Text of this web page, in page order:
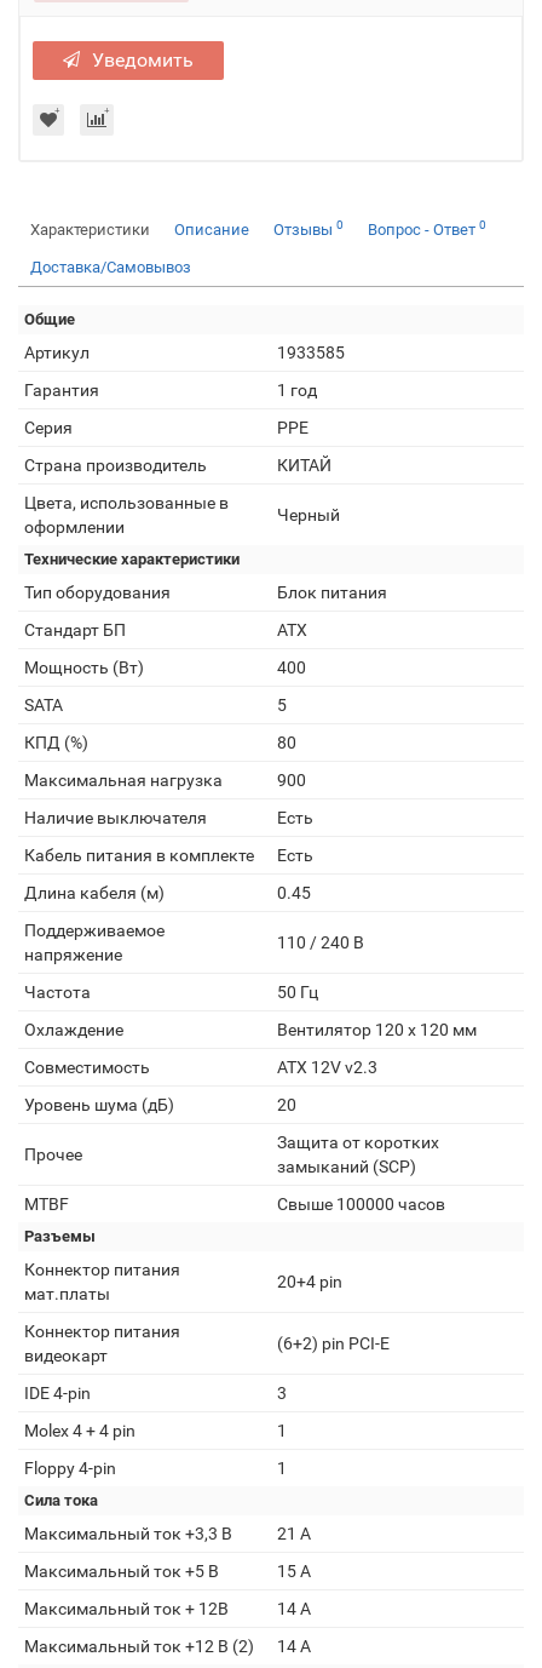
Уведомить
Характеристики Описание Отзывы 0 Вопрос - Ответ 0
Доставка/Самовывоз
Общие
Артикул
1933585
Гарантия
1 год
Серия
PPE
Страна производитель
КИТАЙ
Цвета, использованные в
оформлении
Черный
Технические характеристики
Тип оборудования
Блок питания
Стандарт БП
ATX
Мощность (Вт)
400
SATA
5
КПД (%)
80
Максимальная нагрузка
900
Наличие выключателя
Есть
Кабель питания в комплекте
Есть
Длина кабеля (м)
0.45
Поддерживаемое
напряжение
110 / 240 В
Частота
50 Гц
Охлаждение
Вентилятор 120 x 120 мм
Совместимость
ATX 12V v2.3
Уровень шума (дБ)
20
Прочее
Защита от коротких
замыканий (SCP)
MTBF
Свыше 100000 часов
Разъемы
Коннектор питания
мат.платы
20+4 pin
Коннектор питания
видеокарт
(6+2) pin PCI-E
IDE 4-pin
3
Molex 4 + 4 pin
1
Floppy 4-pin
1
Сила тока
Максимальный ток +3,3 В
21 A
Максимальный ток +5 В
15 A
Максимальный ток + 12В
14 A
Максимальный ток +12 В (2)
14 А